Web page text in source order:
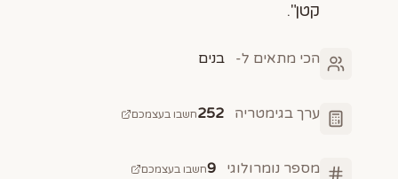
קטן".
הכי מתאים ל- בנים
ערך בגימטריה 252חשבו בעצמכם
מספר נומרולוגי 9חשבו בעצמכם